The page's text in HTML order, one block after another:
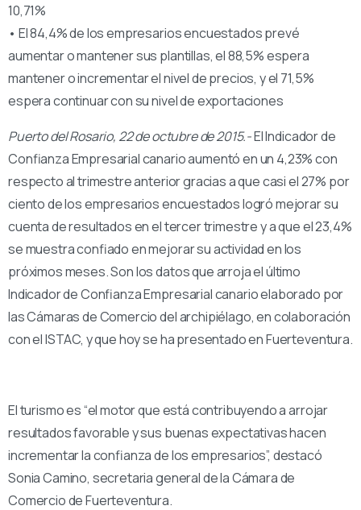
10,71%
• El 84,4% de los empresarios encuestados prevé
aumentar o mantener sus plantillas, el 88,5% espera
mantener o incrementar el nivel de precios, y el 71,5%
espera continuar con su nivel de exportaciones
Puerto del Rosario, 22 de octubre de 2015.-El Indicador de
Confianza Empresarial canario aumentó en un 4,23% con
respecto al trimestre anterior gracias a que casi el 27% por
ciento de los empresarios encuestados logró mejorar su
cuenta de resultados en el tercer trimestre y a que el 23,4%
se muestra confiado en mejorar su actividad en los
próximos meses. Son los datos que arroja el último
Indicador de Confianza Empresarial canario elaborado por
las Cámaras de Comercio del archipiélago, en colaboración
con el ISTAC, y que hoy se ha presentado en Fuerteventura.
El turismo es “el motor que está contribuyendo a arrojar
resultados favorable y sus buenas expectativas hacen
incrementar la confianza de los empresarios”, destacó
Sonia Camino, secretaria general de la Cámara de
Comercio de Fuerteventura.